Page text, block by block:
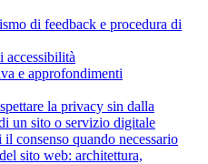
di feedback e procedura di
accessibilità
e approfondimenti
la privacy sin dalla
un sito o servizio digitale
consenso quando necessario
sito web: architettura,